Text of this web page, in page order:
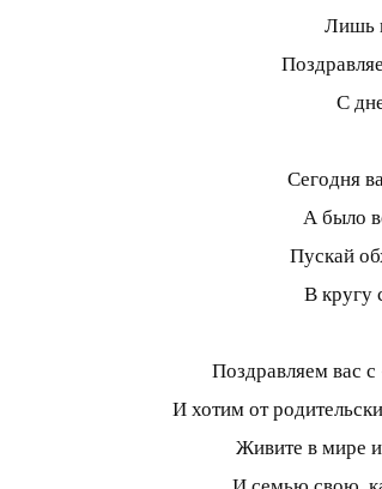
Лишь
С
Сегодня
А было
Пускай
В кругу
Поздравляем вас
И хотим от
Живите в мире и